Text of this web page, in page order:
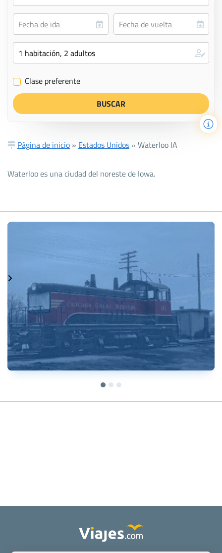
✔ Clase preferente
Página de inicio » Estados Unidos » Waterloo IA
Waterloo es una ciudad del noreste de Iowa.